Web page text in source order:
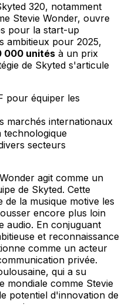
320, notamment
Stevie Wonder, ouvre
pour la start-up
ambitieux pour 2025,
000 unités à un prix
de Skyted s'articule
pour équiper les
marchés internationaux
technologique
secteurs
agit comme un
de Skyted. Cette
de la musique motive les
encore plus loin
audio. En conjuguant
et reconnaissance
comme un acteur
privée.
qui a su
mondiale comme Stevie
potentiel d'innovation de